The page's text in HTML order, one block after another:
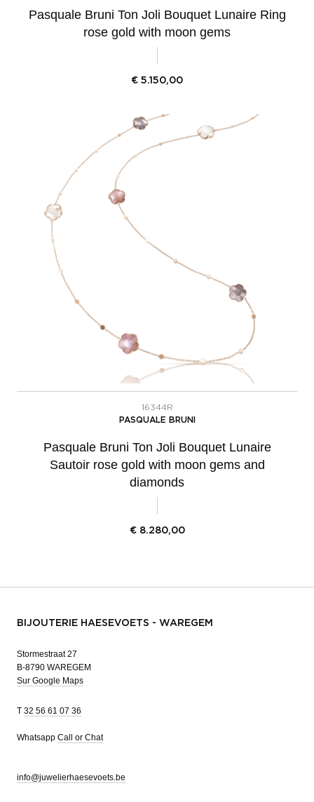
Pasquale Bruni Ton Joli Bouquet Lunaire Ring
rose gold with moon gems
€ 5.150,00
16344R
PASQUALE BRUNI
Pasquale Bruni Ton Joli Bouquet Lunaire
Sautoir rose gold with moon gems and
diamonds
€ 8.280,00
BIJOUTERIE HAESEVOETS - WAREGEM
Stormestraat 27
B-8790 WAREGEM
Sur Google Maps
T 32 56 61 07 36
Whatsapp Call or Chat
info@juwelierhaesevoets.be